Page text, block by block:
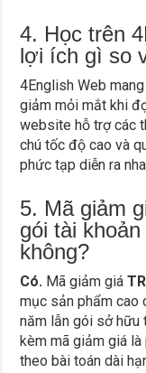
4. Học trên
lợi ích gì so
4English Web
giảm mỏi mắt khi
website hỗ trợ các
chú tốc độ cao và
phức tạp diễn ra
5. Mã giảm
gói tài
không?
Có. Mã giảm giá
mục sản phẩm cao
năm lẫn gói sở
kèm mã giảm giá
theo bài toán dài